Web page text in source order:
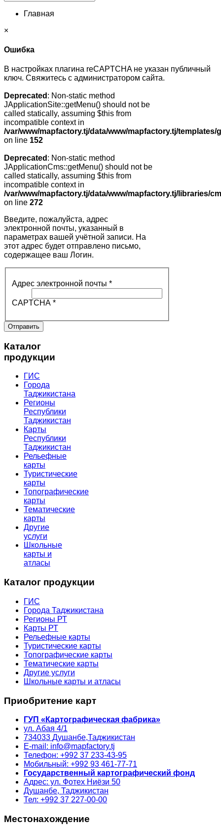
Главная
×
Ошибка
В настройках плагина reCAPTCHA не указан публичный
ключ. Свяжитесь с администратором сайта.
Deprecated : Non-static method
JApplicationSite::getMenu() should not be
called statically, assuming $this from
incompatible context in
/var/www/mapfactory.tj/data/www/mapfactory.tj/
on line 152
Deprecated : Non-static method
JApplicationCms::getMenu() should not be
called statically, assuming $this from
incompatible context in
/var/www/mapfactory.tj/data/www/mapfactory.tj/libraries/
on line 272
Введите, пожалуйста, адрес
электронной почты, указанный в
параметрах вашей учётной записи. На
этот адрес будет отправлено письмо,
содержащее ваш Логин.
Адрес электронной почты *
CAPTCHA *
Отправить
Каталог
продукции
ГИС
Города
Таджикистана
Регионы
Республики
Таджикистан
Карты
Республики
Таджикистан
Рельефные
карты
Туристические
карты
Топографические
карты
Тематические
карты
Другие
услуги
Школьные
карты и
атласы
Каталог продукции
ГИС
Города Таджикистана
Регионы РТ
Карты РТ
Рельефные карты
Туристические карты
Топографические карты
Тематические карты
Другие услуги
Школьные карты и атласы
Приобритение карт
ГУП «Картографическая фабрика»
ул. Абая 4/1
734033 Душанбе,Таджикистан
E-mail: info@mapfactory.tj
Телефон: +992 37 233-43-95
Мобильный: +992 93 461-77-71
Государственный картографический фонд
Адрес: ул. Фотех Ниёзи 50
Душанбе, Таджикистан
Тел: +992 37 227-00-00
Местонахождение